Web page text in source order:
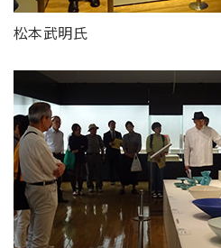
松本武明氏